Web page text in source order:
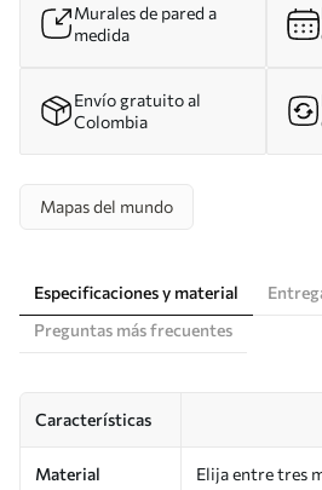
Murales de pared a
medida
Envío gratuito al
Colombia
Mapas del mundo
Especificaciones y material
Preguntas más frecuentes
Características
Material
Elija entre tres